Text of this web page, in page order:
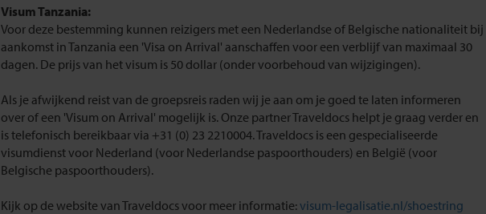
Visum Tanzania:
Voor deze bestemming kunnen reizigers met een Nederlandse of Belgische nationaliteit bij
aankomst in Tanzania een 'Visa on Arrival' aanschaffen voor een verblijf van maximaal 30
dagen. De prijs van het visum is 50 dollar (onder voorbehoud van wijzigingen).
Als je afwijkend reist van de groepsreis raden wij je aan om je goed te laten informeren
over of een 'Visum on Arrival' mogelijk is. Onze partner Traveldocs helpt je graag verder en
is telefonisch bereikbaar via +31 (0) 23 2210004. Traveldocs is een gespecialiseerde
visumdienst voor Nederland (voor Nederlandse paspoorthouders) en België (voor
Belgische paspoorthouders).
Kijk op de website van Traveldocs voor meer informatie:visum-legalisatie.nl/shoestring